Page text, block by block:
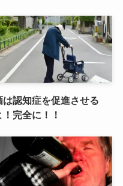
は認知症を促進させる
！完全に！！